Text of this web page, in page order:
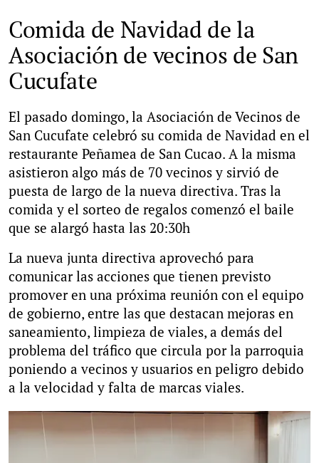
Comida de Navidad de la
Asociación de vecinos de San
Cucufate
El pasado domingo, la Asociación de Vecinos de
San Cucufate celebró su comida de Navidad en el
restaurante Peñamea de San Cucao. A la misma
asistieron algo más de 70 vecinos y sirvió de
puesta de largo de la nueva directiva. Tras la
comida y el sorteo de regalos comenzó el baile
que se alargó hasta las 20:30h
La nueva junta directiva aprovechó para
comunicar las acciones que tienen previsto
promover en una próxima reunión con el equipo
de gobierno, entre las que destacan mejoras en
saneamiento, limpieza de viales, a demás del
problema del tráfico que circula por la parroquia
poniendo a vecinos y usuarios en peligro debido
a la velocidad y falta de marcas viales.